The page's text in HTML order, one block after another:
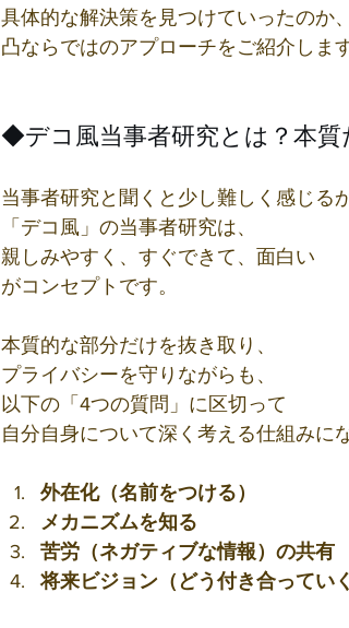
具体的な解決策を見つけていったのか、
凸ならではのアプローチをご紹介します
◆デコ風当事者研究とは？本質
当事者研究と聞くと少し難しく感じる
「デコ風」の当事者研究は、
親しみやすく、すぐできて、面白い
がコンセプトです。
本質的な部分だけを抜き取り、
プライバシーを守りながらも、
以下の「4つの質問」に区切って
自分自身について深く考える仕組みに
外在化（名前をつける）
メカニズムを知る
苦労（ネガティブな情報）の共有
将来ビジョン（どう付き合っていく